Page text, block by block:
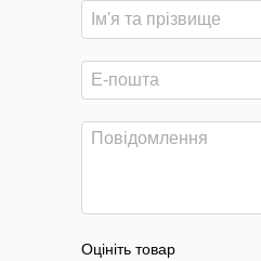
Оцініть товар